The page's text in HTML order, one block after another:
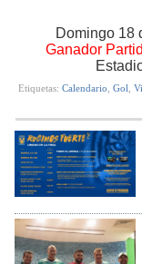
Domingo 18
Ganador
Etiquetas: Calendario Gol